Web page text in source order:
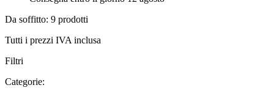
Da soffitto: 9 prodotti
Tutti i prezzi IVA inclusa
Filtri
Categorie: